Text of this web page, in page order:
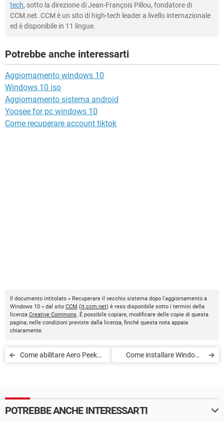
tech, sotto la direzione di Jean-François Pillou, fondatore di
CCM.net. CCM è un sito di high-tech leader a livello internazionale
ed è disponibile in 11 lingue.
Potrebbe anche interessarti
Aggiornamento windows 10
Windows 10 iso
Aggiornamento sistema android
Yoosee for pc windows 10
Come recuperare account tiktok
Il documento intitolato « Recuperare il vecchio sistema dopo l'aggiornamento a
Windows 10 » dal sito CCM (it.ccm.net) è reso disponibile sotto i termini della
licenza Creative Commons. È possibile copiare, modificare delle copie di questa
pagina, nelle condizioni previste dalla licenza, finché questa nota appaia
chiaramente.
Come abilitare Aero Peek
Come installare Windows
POTREBBE ANCHE INTERESSARTI